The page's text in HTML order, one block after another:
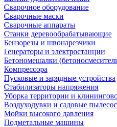
Сварочное оборудование
Сварочные маски
Сварочные аппараты
Станки деревообрабатывающие
Бензорезы и швонарезчики
Генераторы и электростанции
Бетономешалки
Компрессора
Пусковые и зарядные устройства
Стабилизаторы напряжения
Уборка территории и
Воздуходувки и садовые
Мойки высокого давления
Подметальные машины